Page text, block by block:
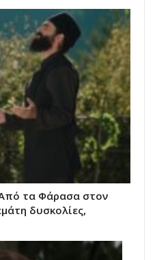
τα Φάρασα στον
δυσκολίες,